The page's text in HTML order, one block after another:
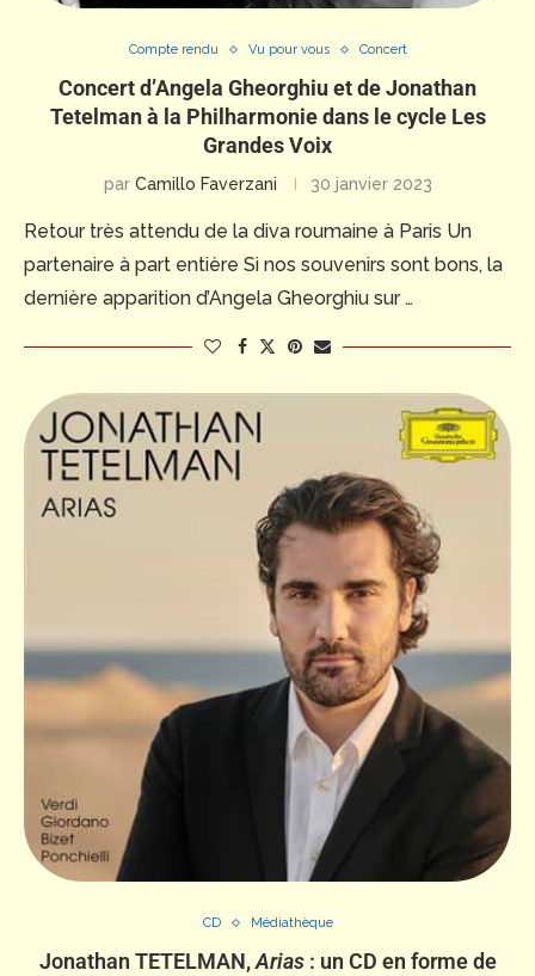
Compte rendu Vu pour vous Concert
Concert d’Angela Gheorghiu et de Jonathan
Tetelman à la Philharmonie dans le cycle Les
Grandes Voix
par Camillo Faverzani 30 janvier 2023
Retour très attendu de la diva roumaine à Paris Un
partenaire à part entière Si nos souvenirs sont bons, la
dernière apparition d’Angela Gheorghiu sur …
CD Médiathèque
Jonathan TETELMAN,Arias: un CD en forme de